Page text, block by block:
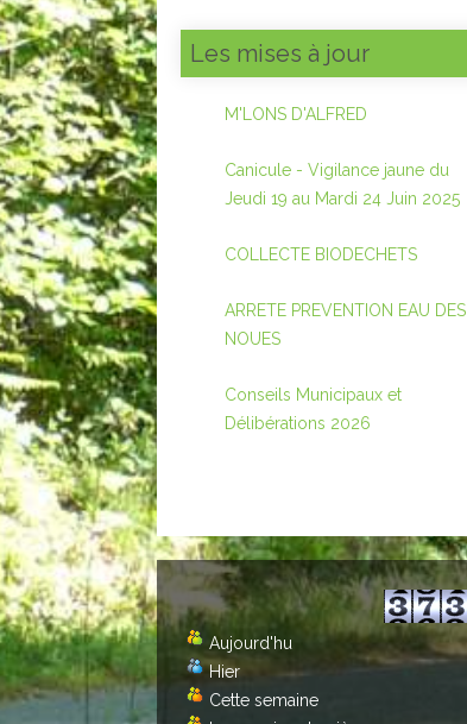
Les mises à jour
M'LONS D'ALFRED
Canicule - Vigilance jaune du
Jeudi 19 au Mardi 24 Juin 2025
COLLECTE BIODECHETS
ARRETE PREVENTION EAU DES
NOUES
Conseils Municipaux et
Délibérations 2026
Aujourd'hu
Hier
Cette semaine